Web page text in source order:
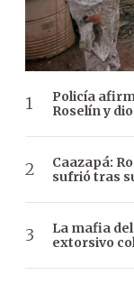
Policía
Roselín y
Caazapá:
sufrió tras
La mafia
extorsivo